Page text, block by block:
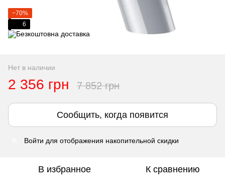
−70%
6
Нет в наличии
2 356 грн 7 852 грн
Сообщить, когда появится
Войти для отображения накопительной скидки
В избранное К сравнению